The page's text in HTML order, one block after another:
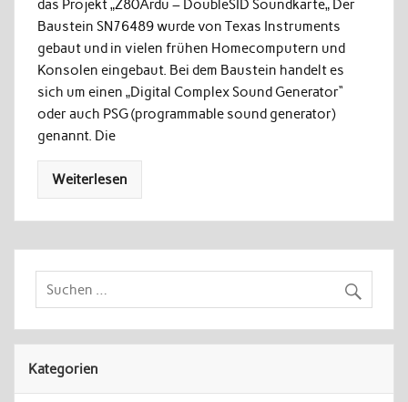
das Projekt „Z80Ardu – DoubleSID Soundkarte„ Der
Baustein SN76489 wurde von Texas Instruments
gebaut und in vielen frühen Homecomputern und
Konsolen eingebaut. Bei dem Baustein handelt es
sich um einen „Digital Complex Sound Generator“
oder auch PSG (programmable sound generator)
genannt. Die
Weiterlesen
Kategorien